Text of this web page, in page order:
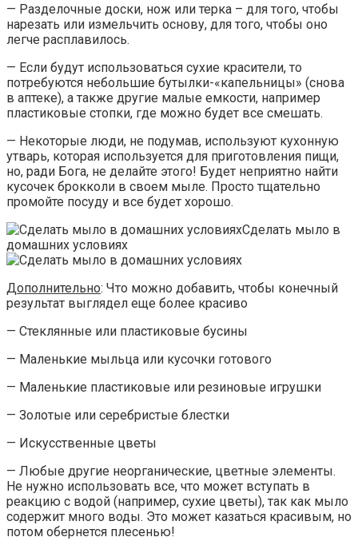
— Разделочные доски, нож или терка – для того, чтобы
нарезать или измельчить основу, для того, чтобы оно
легче расплавилось.
— Если будут использоваться сухие красители, то
потребуются небольшие бутылки-«капельницы» (снова
в аптеке), а также другие малые емкости, например
пластиковые стопки, где можно будет все смешать.
— Некоторые люди, не подумав, используют кухонную
утварь, которая используется для приготовления пищи,
но, ради Бога, не делайте этого! Будет неприятно найти
кусочек брокколи в своем мыле. Просто тщательно
промойте посуду и все будет хорошо.
Дополнительно: Что можно добавить, чтобы конечный
результат выглядел еще более красиво
— Стеклянные или пластиковые бусины
— Маленькие мыльца или кусочки готового
— Маленькие пластиковые или резиновые игрушки
— Золотые или серебристые блестки
— Искусственные цветы
— Любые другие неорганические, цветные элементы.
Не нужно использовать все, что может вступать в
реакцию с водой (например, сухие цветы), так как мыло
содержит много воды. Это может казаться красивым, но
потом обернется плесенью!